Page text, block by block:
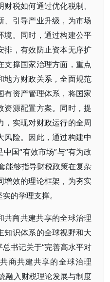
税如何通过优化税制、
、引导产业升级，为市场
境。同时，通过构建公平
排，有效防止资本无序扩
支撑国家治理方面，重点
地方财政关系，全面规范
有资产管理体系，将国家
资源配置方案。同时，提
，实现对财政运行的全周
风险。因此，通过构建中
国“有效市场”与“有为政
能够指导财税政策在复杂
增效的理论框架，为夯实
的学理支撑。
共商共建共享的全球治理
知识体系的全球视野和大
书记关于“完善高水平对
商共建共享的全球治理
融入财税理论发展与制度